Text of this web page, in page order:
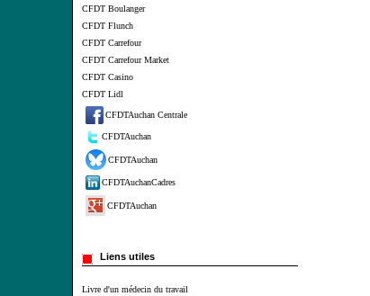
CFDT Boulanger
CFDT Flunch
CFDT Carrefour
CFDT Carrefour Market
CFDT Casino
CFDT Lidl
CFDTAuchan Centrale
CFDTAuchan
CFDTAuchan
CFDTAuchanCadres
CFDTAuchan
Liens utiles
Livre d'un médecin du travail